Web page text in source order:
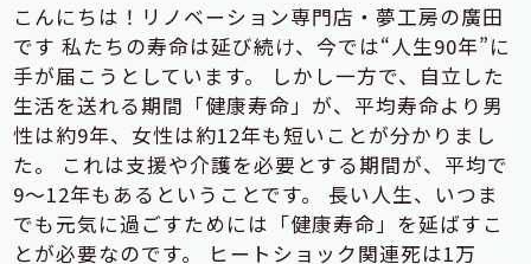
こんにちは！リノベーション専門店・夢工房の廣田
です 私たちの寿命は延び続け、今では“人生90年”に
手が届こうとしています。 しかし一方で、自立した
生活を送れる期間「健康寿命」が、平均寿命より男
性は約9年、女性は約12年も短いことが分かりまし
た。 これは支援や介護を必要とする期間が、平均で
9～12年もあるということです。 長い人生、いつま
でも元気に過ごすためには「健康寿命」を延ばすこ
とが必要なのです。 ヒートショック関連死は1万